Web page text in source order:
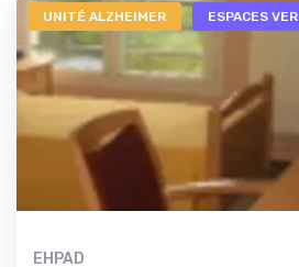
UNITÉ ALZHEIMER ESPACES
EHPAD